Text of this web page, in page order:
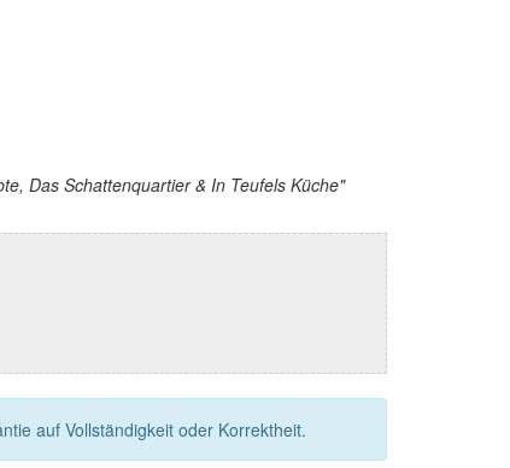
Das Schattenquartier & In Teufels Küche"
auf Vollständigkeit oder Korrektheit.